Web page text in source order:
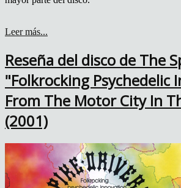
Leer más...
Reseña del disco de The
"Folkrocking Psychedelic
From The Motor City In
(2001)